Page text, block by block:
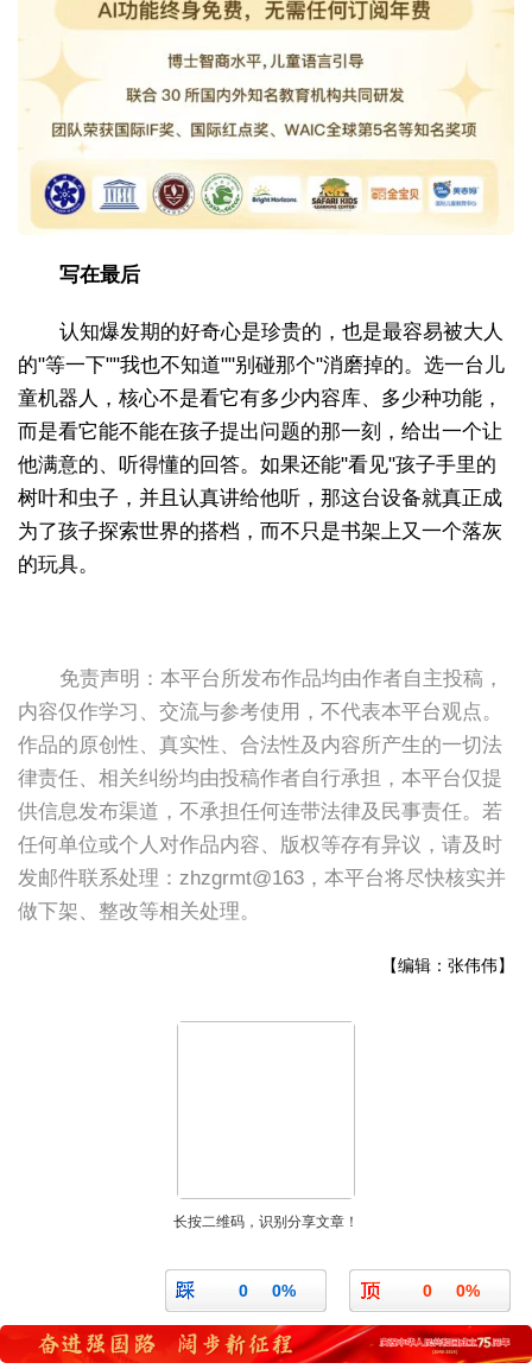
写在最后
认知爆发期的好奇心是珍贵的，也是最容易被大人
的"等一下""我也不知道""别碰那个"消磨掉的。选一台儿
童机器人，核心不是看它有多少内容库、多少种功能，
而是看它能不能在孩子提出问题的那一刻，给出一个让
他满意的、听得懂的回答。如果还能"看见"孩子手里的
树叶和虫子，并且认真讲给他听，那这台设备就真正成
为了孩子探索世界的搭档，而不只是书架上又一个落灰
的玩具。
免责声明：本平台所发布作品均由作者自主投稿，
内容仅作学习、交流与参考使用，不代表本平台观点。
作品的原创性、真实性、合法性及内容所产生的一切法
律责任、相关纠纷均由投稿作者自行承担，本平台仅提
供信息发布渠道，不承担任何连带法律及民事责任。若
任何单位或个人对作品内容、版权等存有异议，请及时
发邮件联系处理：zhzgrmt@163，本平台将尽快核实并
做下架、整改等相关处理。
【编辑：张伟伟】
长按二维码，识别分享文章！
0 0%
0 0%